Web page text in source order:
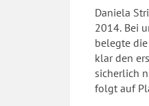
Daniela
2014. Bei
belegte
klar den
sicherlich nicht
folgt auf